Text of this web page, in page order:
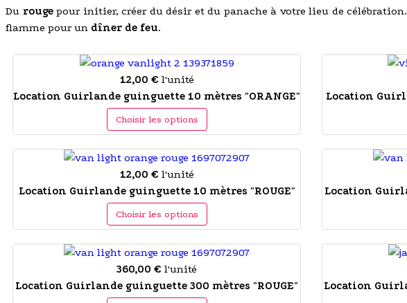
Du rougepour initier, créer du désir et du panache à votre lieu de
flamme pour un dîner de feu.
12,00 € l'unité
Location Guirlande guinguette 10 mètres "ORANGE"
Choisir les options
Location
12,00 € l'unité
Location Guirlande guinguette 10 mètres "ROUGE"
Choisir les options
Location
360,00 € l'unité
Location Guirlande guinguette 300 mètres "ROUGE"
Location